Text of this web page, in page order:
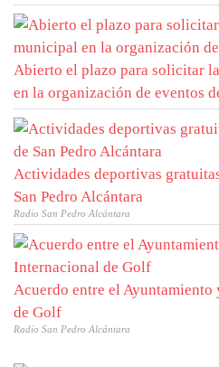
Abierto el plazo para solicitar
en la organización de eventos
Actividades deportivas
San Pedro Alcántara
Radio San Pedro Alcántara
Acuerdo entre el
de Golf
Radio San Pedro Alcántara